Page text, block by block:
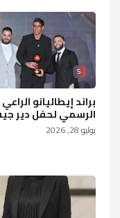
5
براند إيطاليانو الراعي
الرسمي لحفل دير
يوليو 28, 2026